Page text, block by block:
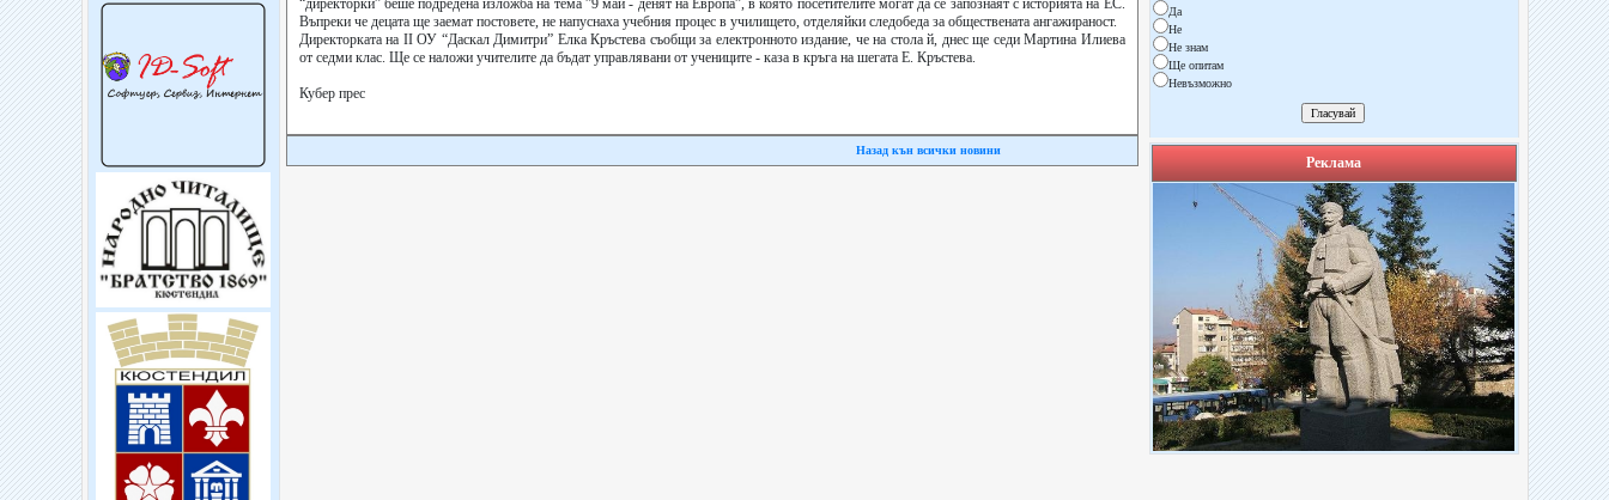
“директорки” беше подредена изложба на тема ”9 май - денят на Европа”, в която посетителите могат да се запознаят с историята на ЕС.
Въпреки че децата ще заемат постовете, не напуснаха учебния процес в училището, отделяйки следобеда за обществената ангажираност.
Директорката на ІІ ОУ “Даскал Димитри” Елка Кръстева съобщи за електронното издание, че на стола й, днес ще седи Мартина Илиева
от седми клас. Ще се наложи учителите да бъдат управлявани от учениците - каза в кръга на шегата Е. Кръстева.
Кубер прес
Назад кън всички новини
Да
Не
Не знам
Ще опитам
Невъзможно
Реклама